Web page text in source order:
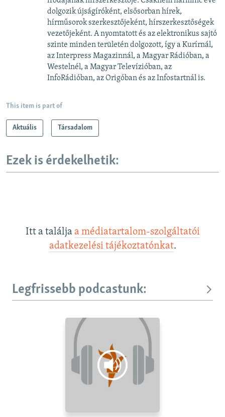
dolgozik újságíróként, elsősorban hírek,
hírműsorok szerkesztőjeként, hírszerkesztőségek
vezetőjeként. A nyomtatott és az elektronikus sajtó
szinte minden területén dolgozott, így a Kurírnál,
az Interpress Magazinnál, a Magyar Rádióban, a
Westelnél, a Magyar Televízióban, az
InfoRádióban, az Origóban és az Infostartnál is.
This item is part of
Aktuális Társadalom
Ezek is érdekelhetik:
Itt a találja a médiatartalom-szolgáltatói
adatkezelési tájékoztatónkat.
Legfrissebb podcastunk: